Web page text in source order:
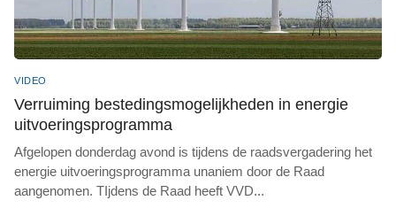
VIDEO
Verruiming bestedingsmogelijkheden in energie
uitvoeringsprogramma
Afgelopen donderdag avond is tijdens de raadsvergadering het
energie uitvoeringsprogramma unaniem door de Raad
aangenomen. TIjdens de Raad heeft VVD...